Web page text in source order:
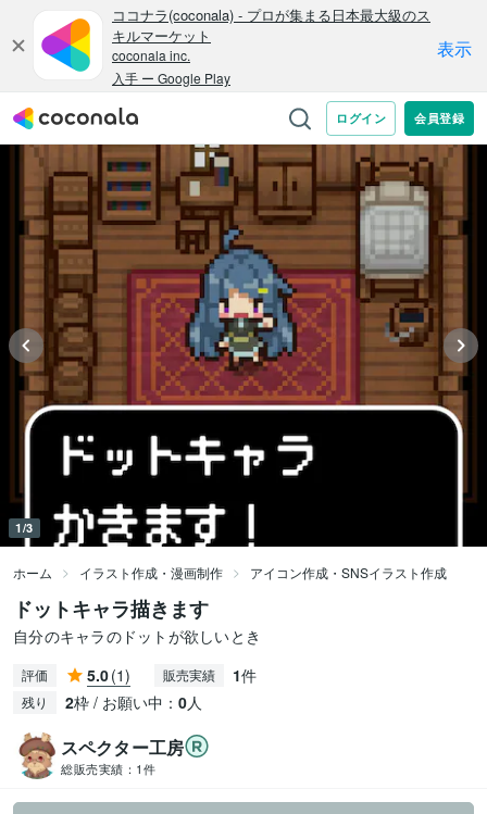
1/3
ホーム イラスト作成・漫画制作 アイコン作成・SNSイラスト作成
ドットキャラ描きます
自分のキャラのドットが欲しいとき
評価 5.0(1) 販売実績 1件
残り 2枠 / お願い中： 0人
スペクター工房
総販売実績： 1件